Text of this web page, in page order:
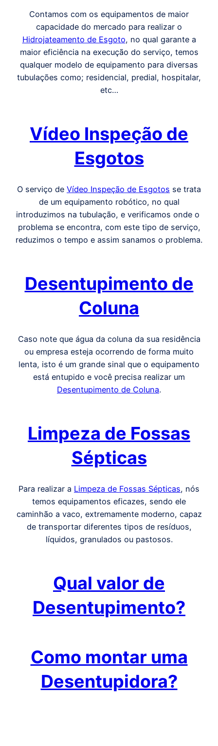
Contamos com os equipamentos de maior
capacidade do mercado para realizar o
Hidrojateamento de Esgoto, no qual garante a
maior eficiência na execução do serviço, temos
qualquer modelo de equipamento para diversas
tubulações como; residencial, predial, hospitalar,
etc…
Vídeo Inspeção de
Esgotos
O serviço de Vídeo Inspeção de Esgotos se trata
de um equipamento robótico, no qual
introduzimos na tubulação, e verificamos onde o
problema se encontra, com este tipo de serviço,
reduzimos o tempo e assim sanamos o problema.
Desentupimento de
Coluna
Caso note que água da coluna da sua residência
ou empresa esteja ocorrendo de forma muito
lenta, isto é um grande sinal que o equipamento
está entupido e você precisa realizar um
Desentupimento de Coluna.
Limpeza de Fossas
Sépticas
Para realizar a Limpeza de Fossas Sépticas, nós
temos equipamentos eficazes, sendo ele
caminhão a vaco, extremamente moderno, capaz
de transportar diferentes tipos de resíduos,
líquidos, granulados ou pastosos.
Qual valor de
Desentupimento?
Como montar uma
Desentupidora?